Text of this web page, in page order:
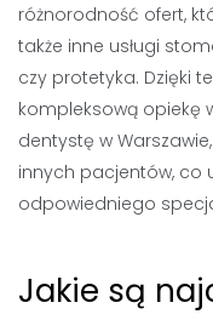
różnorodność ofert,
także inne usługi
czy protetyka. Dzięki
kompleksową opiekę
dentystę w
innych pacjentów, co
odpowiedniego
Jakie są